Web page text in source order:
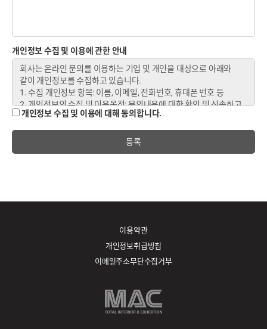
개인정보 수집 및 이용에 관한 안내
개인정보 수집 및 이용에 대해 동의합니다.
등록
이용약관
개인정보취급방침
이메일주소무단수집거부